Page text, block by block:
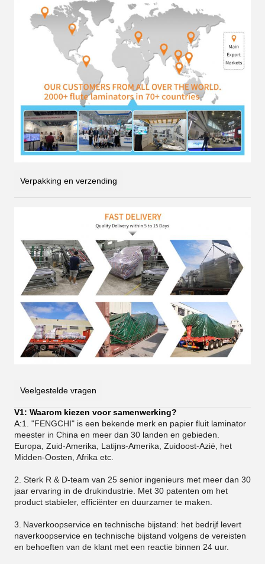
Verpakking en verzending
Veelgestelde vragen
V1: Waarom kiezen voor samenwerking?
A:1. "FENGCHI" is een bekende merk en papier fluit laminator
meester in China en meer dan 30 landen en gebieden.
Europa, Zuid-Amerika, Latijns-Amerika, Zuidoost-Azië, het
Midden-Oosten, Afrika etc.
2. Sterk R & D-team van 25 senior ingenieurs met meer dan 30
jaar ervaring in de drukindustrie. Met 30 patenten om het
product stabieler, efficiënter en duurzamer te maken.
3. Naverkoopservice en technische bijstand: het bedrijf levert
naverkoopservice en technische bijstand volgens de vereisten
en behoeften van de klant met een reactie binnen 24 uur.